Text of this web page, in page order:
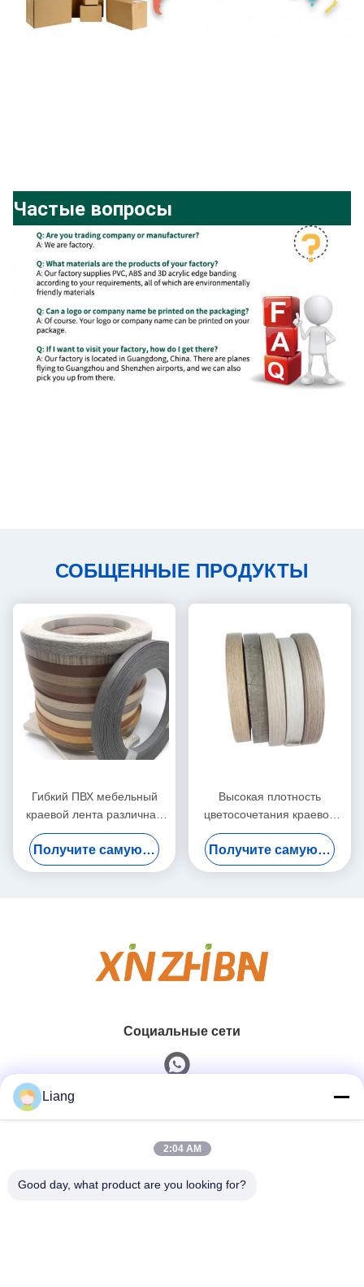
Частые вопросы
СОБЩЕННЫЕ ПРОДУКТЫ
Гибкий ПВХ мебельный
краевой лента различная
текстура опциональная
противосопротивление
водонепроницаемая
Получите самую лучшую цену
Высокая плотность
цветосочетания краевой
полосы белый краевой
полосы кооперативной
модели для роскошных
Получите самую лучшую цену
Социальные сети
0086-13926126819
Liang
2:04 AM
Good day, what product are you looking for?